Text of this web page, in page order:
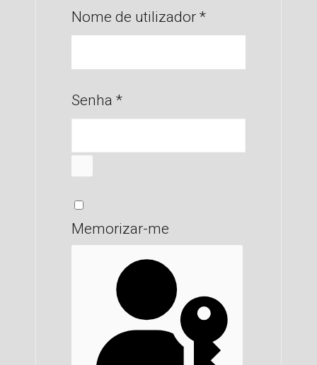
Nome de utilizador *
Senha *
Memorizar-me